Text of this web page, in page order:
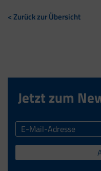
< Zurück zur Übersicht
Jetzt zum